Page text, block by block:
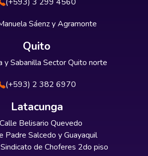
Sáenz y Agramonte
Quito
y Sabanilla Sector Quito norte
(+593) 2 382 6970
Latacunga
Calle Belisario Quevedo
Padre Salcedo y Guayaquil
de Choferes 2do piso